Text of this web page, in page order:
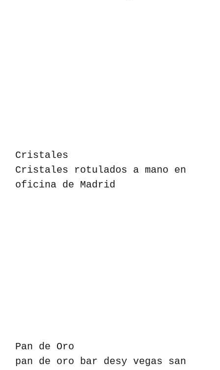
Cristales
Cristales rotulados a mano en
oficina de Madrid
Pan de Oro
pan de oro bar desy vegas san